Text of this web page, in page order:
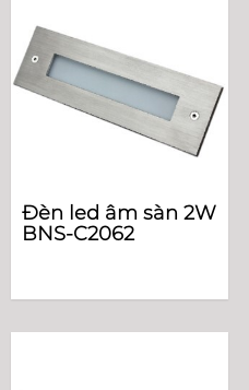
Đèn led âm sàn 2W
BNS-C2062